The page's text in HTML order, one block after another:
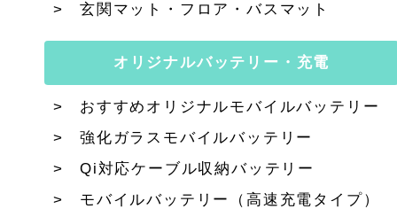
玄関マット・フロア・バスマット
オリジナルバッテリー・充電
おすすめオリジナルモバイルバッテリー
強化ガラスモバイルバッテリー
Qi対応ケーブル収納バッテリー
モバイルバッテリー（高速充電タイプ）